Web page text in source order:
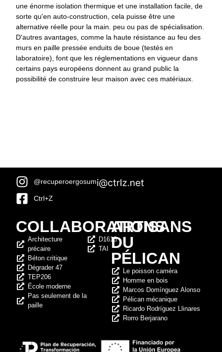
une énorme isolation thermique et une installation facile, de
sorte qu'en auto-construction, cela puisse être une
alternative réelle pour la main. peu ou pas de spécialisation.
D'autres avantages, comme la haute résistance au feu des
murs en paille pressée enduits de boue (testés en
laboratoire), font que les réglementations en vigueur dans
certains pays européens donnent au grand public la
possibilité de construire leur maison avec ces matériaux.
@recuperoergosum
Ctrl+Z
COLLABORATIONS
Architecture
précaire
Béton critique
Dégrader 47
TEP206
École moderne
Pas seulement de la
paille
D1618
TAI
ARTISANS
DU
PÉLICAN
Le poisson caméra
Homme en bois
Marcos Domínguez Alonso
Pélican mécanique
Ricardo Rodríguez Llinares
Rorro Berjarano